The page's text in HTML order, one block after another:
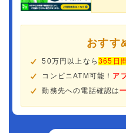
おすす
50万円以上なら365日
コンビニATM可能！ ア
勤務先への電話確認は